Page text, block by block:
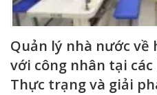
Quản lý nhà nước
với công nhân tại
Thực trạng và giải